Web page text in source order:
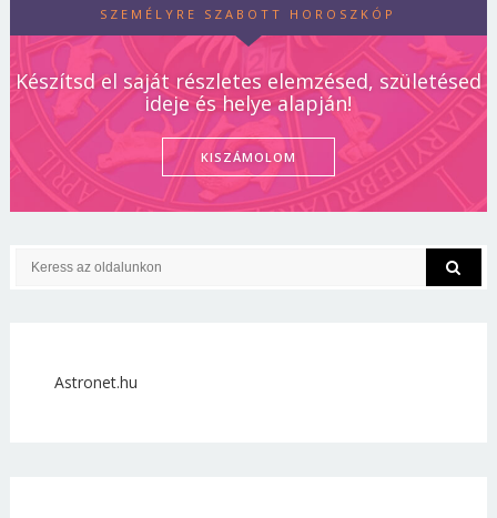
SZEMÉLYRE SZABOTT HOROSZKÓP
Készítsd el saját részletes elemzésed, születésed
ideje és helye alapján!
KISZÁMOLOM
Astronet.hu